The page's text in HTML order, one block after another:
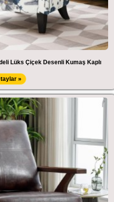
Lüks Çiçek Desenli Kumaş Kaplı
»